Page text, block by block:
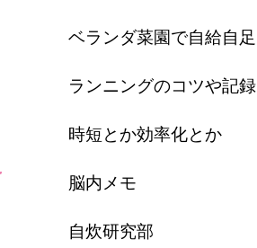
ベランダ菜園で自給自足
ランニングのコツや記録
時短とか効率化とか
脳内メモ
自炊研究部